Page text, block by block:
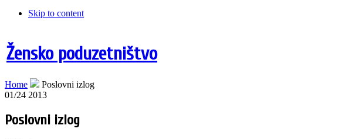
Skip to content
Žensko poduzetništvo
Home
Poslovni izlog
01/24 2013
Poslovni izlog